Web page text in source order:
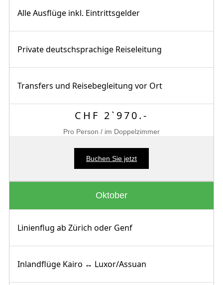
Alle Ausflüge inkl. Eintrittsgelder
Private deutschsprachige Reiseleitung
Transfers und Reisebegleitung vor Ort
CHF 2`970.-
Pro Person / im Doppelzimmer
Buchen Sie jetzt
Oktober
Linienflug ab Zürich oder Genf
Inlandflüge Kairo ↔ Luxor/Assuan